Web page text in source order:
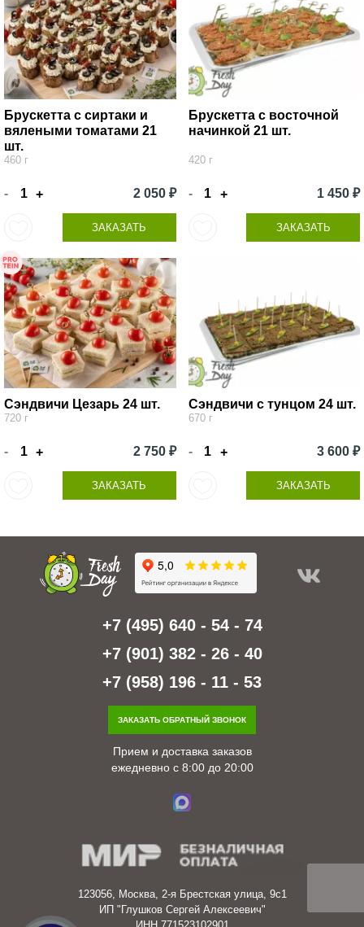
Брускетта с сиртаки и
вялеными томатами 21
шт.
460 г
- + 2 050 ₽
ЗАКАЗАТЬ
Брускетта с восточной
начинкой 21 шт.
420 г
- + 1 450 ₽
ЗАКАЗАТЬ
Сэндвичи Цезарь 24 шт.
720 г
- + 2 750 ₽
ЗАКАЗАТЬ
Сэндвичи с тунцом 24 шт.
670 г
- + 3 600 ₽
ЗАКАЗАТЬ
+7 (495) 640 - 54 - 74
+7 (901) 382 - 26 - 40
+7 (958) 196 - 11 - 53
ЗАКАЗАТЬ ОБРАТНЫЙ ЗВОНОК
Прием и доставка заказов
ежедневно с 8:00 до 20:00
123056, Москва, 2-я Брестская улица, 9с1
ИП "Глушков Сергей Алексеевич"